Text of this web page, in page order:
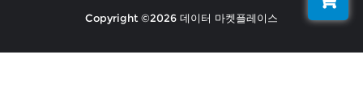
Copyright ©2026 데이터 마켓플레이스